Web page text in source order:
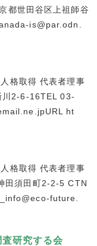
世田谷区上祖師谷
is@par.odn.
格取得 代表者理事
2-6-16TEL 03-
ht
格取得 代表者理事
田須田町2-2-5 CTN
future.
研究する会